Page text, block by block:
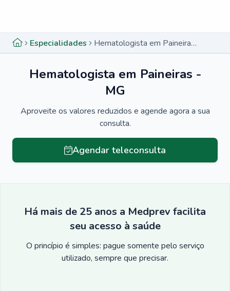
Especialidades Hematologista em Paineiras - MG
Hematologista em Paineiras -
MG
Aproveite os valores reduzidos e agende agora a sua
consulta.
Agendar teleconsulta
Há mais de 25 anos a Medprev facilita
seu acesso à saúde
O princípio é simples: pague somente pelo serviço
utilizado, sempre que precisar.